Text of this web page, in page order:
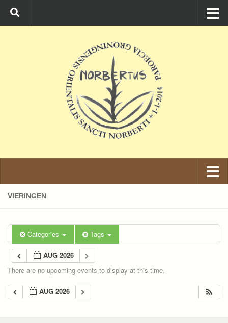
Ga naar de inhoud
VIERINGEN
Categories Tags
AUG 2026
There are no upcoming events to display at this time.
AUG 2026